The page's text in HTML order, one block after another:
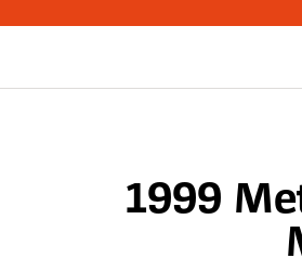
1999